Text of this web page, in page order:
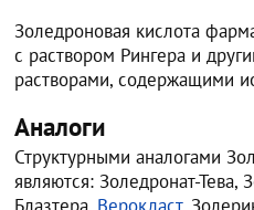
Золедроновая кислота
с раствором Рингера и
растворами, содержащими
Аналоги
Структурными аналогами
являются: Золедронат-Тева,